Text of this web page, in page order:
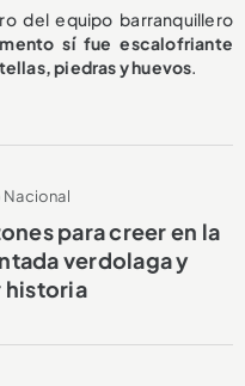
del equipo barranquillero
sí fue escalofriante
piedras y huevos
para creer en la
verdolaga y
historia